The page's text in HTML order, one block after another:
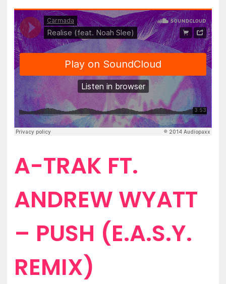
A-TRAK FT.
ANDREW WYATT
– PUSH (E.A.S.Y.
REMIX)